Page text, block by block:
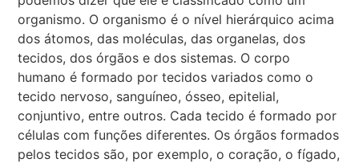
organismo. O organismo é o nível hierárquico acima
dos átomos, das moléculas, das organelas, dos
tecidos, dos órgãos e dos sistemas. O corpo
humano é formado por tecidos variados como o
tecido nervoso, sanguíneo, ósseo, epitelial,
conjuntivo, entre outros. Cada tecido é formado por
células com funções diferentes. Os órgãos formados
pelos tecidos são, por exemplo, o coração, o fígado,